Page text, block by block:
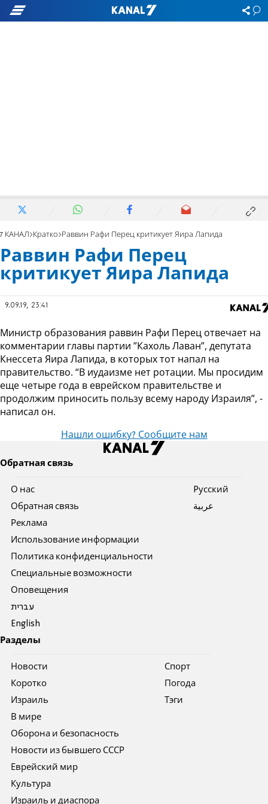
7 КАНАЛ Кратко Раввин Рафи Перец критикует Яира Лапида
Раввин Рафи Перец
критикует Яира Лапида
9.09.19, 23:41
Министр образования раввин Рафи Перец отвечает на
комментарии главы партии ”Кахоль Лаван”, депутата
Кнессета Яира Лапида, в которых тот напал на
правительство. “В иудаизме нет ротации. Мы просидим
еще четыре года в еврейском правительстве и
продолжим приносить пользу всему народу Израиля”, -
написал он.
Нашли ошибку? Сообщите нам
Обратная связь
О нас
Обратная связь
Реклама
Использование информации
Политика конфиденциальности
Специальные возможности
Оповещения
עברית
English
Pусский
عربية
Разделы
Новости
Коротко
Израиль
В мире
Оборона и безопасность
Новости из бывшего СССР
Еврейский мир
Культура
Израиль и диаспора
Спорт
Погода
Тэги